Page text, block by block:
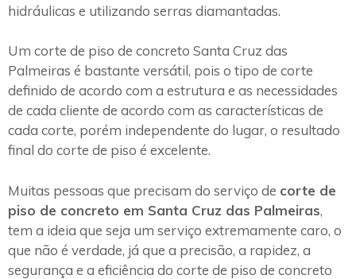
hidráulicas e utilizando serras diamantadas.
Um corte de piso de concreto Santa Cruz das
Palmeiras é bastante versátil, pois o tipo de corte
definido de acordo com a estrutura e as necessidades
de cada cliente de acordo com as características de
cada corte, porém independente do lugar, o resultado
final do corte de piso é excelente.
Muitas pessoas que precisam do serviço de corte de
piso de concreto em Santa Cruz das Palmeiras,
tem a ideia que seja um serviço extremamente caro, o
que não é verdade, já que a precisão, a rapidez, a
segurança e a eficiência do corte de piso de concreto